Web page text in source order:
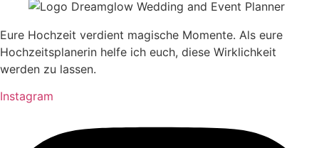
Eure Hochzeit verdient magische Momente. Als eure
Hochzeitsplanerin helfe ich euch, diese Wirklichkeit
werden zu lassen.
Instagram